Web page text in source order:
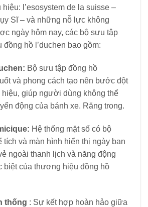
l’esosystem de la suisse –
Sĩ – và những nỗ lực không
ngày hôm nay, các bộ sưu tập
hồ l’duchen bao gồm:
Bộ sưu tập đồng hồ
và phong cách tạo nên bước đột
giúp người dùng không thể
động của bánh xe. Răng trong.
Hệ thống mặt số có bộ
tích và màn hình hiển thị ngày ban
ngoài thanh lịch và năng động
biệt của thương hiệu đồng hồ
thống : Sự kết hợp hoàn hảo giữa